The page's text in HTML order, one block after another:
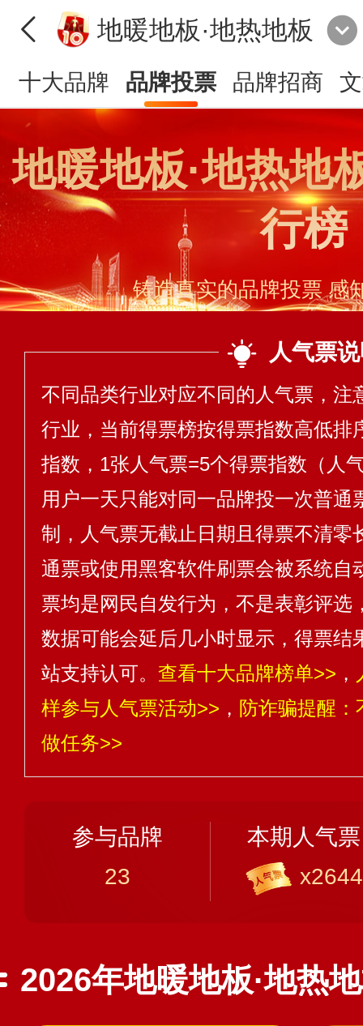
地暖地板·地热地板
十大品牌 品牌投票 品牌招商
地暖地板·地热地
行榜
铸造真实的品牌投票 感
人气票
不同品类行业对应不同的人气票，注
行业，当前得票榜按得票指数高低排
指数，1张人气票=5个得票指数（人
用户一天只能对同一品牌投一次普通
制，人气票无截止日期且得票不清零
通票或使用黑客软件刷票会被系统自
票均是网民自发行为，不是表彰评选
数据可能会延后几小时显示，得票结
站支持认可。 查看十大品牌榜单>> ，
样参与人气票活动>> ， 防诈骗提醒
做任务>>
参与品牌
23
本期人气票
x2644
2026年地暖地板·地热